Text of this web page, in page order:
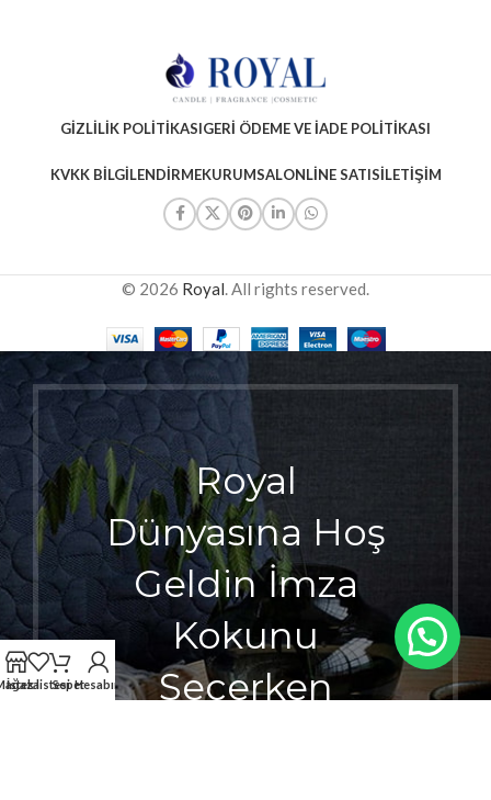
GIZLILIK POLITIKASIGERI ÖDEME VE İADE POLITIKASI
KVKK BILGILENDIRMEKURUMSALONLINE SATISİLETIŞIM
© 2026 Royal. All rights reserved.
Royal
Dünyasına Hoş
Geldin İmza
Kokunu
Seçerken
İstek listesiSepetHesabım